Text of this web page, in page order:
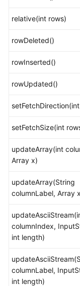
基
ODBC
发
基
开
发
基
于
发
relative(int rows)
rowDeleted()
rowInserted()
rowUpdated()
setFetchSize(int
updateArray(int
Array x)
updateArray(String
columnLabel, Array
columnIndex,
int length)
columnLabel,
int length)